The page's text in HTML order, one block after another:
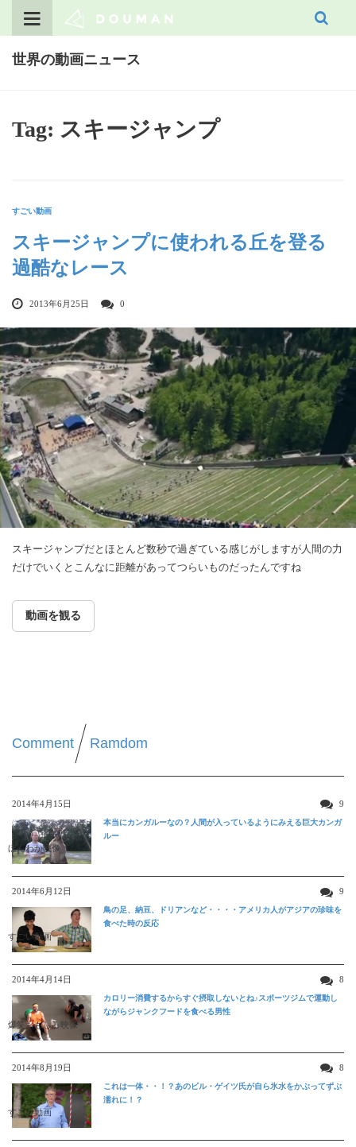
世界の動画ニュース
Tag: スキージャンプ
すごい動画
スキージャンプに使われる丘を登る
過酷なレース
2013年6月25日 0
スキージャンプだとほとんど数秒で過ぎている感じがしますが人間の力
だけでいくとこんなに距離があってつらいものだったんですね
動画を観る
Comment Ramdom
2014年4月15日 9
ほんわか映像
本当にカンガルーなの？人間が入っているようにみえる巨大カンガ
ルー
2014年6月12日 9
すごい動画
鳥の足、納豆、ドリアンなど・・・・アメリカ人がアジアの珍味を
食べた時の反応
2014年4月14日 8
爆笑おもしろ映像
カロリー消費するからすぐ摂取しないとね♪スポーツジムで運動し
ながらジャンクフードを食べる男性
2014年8月19日 8
すごい動画
これは一体・・！？あのビル・ゲイツ氏が自ら氷水をかぶってずぶ
濡れに！？